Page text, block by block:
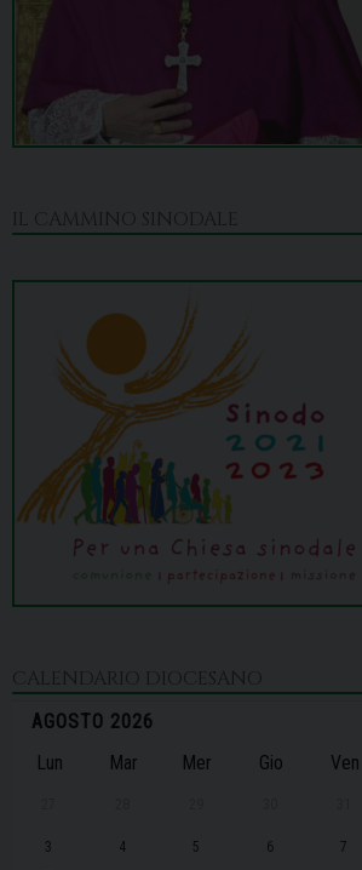
IL CAMMINO SINODALE
CALENDARIO DIOCESANO
AGOSTO 2026
Lun Mar Mer Gio Ven
3 4 5 6 7